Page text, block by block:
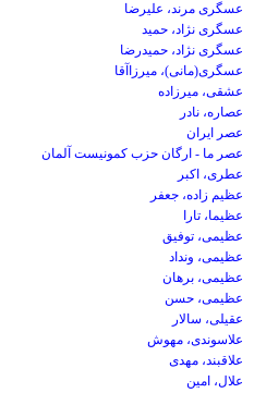
عسگری مرند، علیرضا
عسگری نژاد، حمید
عسگری نژاد، حمیدرضا
عسگری(مانی)، میرزاآقا
عشقی، میرزاده
عصاره، نادر
عصر ایران
عصر ما - ارگان حزب کمونیست آلمان
عطری، اکبر
عظیم زاده، جعفر
عظیما، تارا
عظیمی، توفیق
عظیمی، ونداد
عظیمی، برهان
عظیمی، حسن
عقیلی، سالار
علاسوندی، مهوش
علاقبند، مهدی
علال، امین